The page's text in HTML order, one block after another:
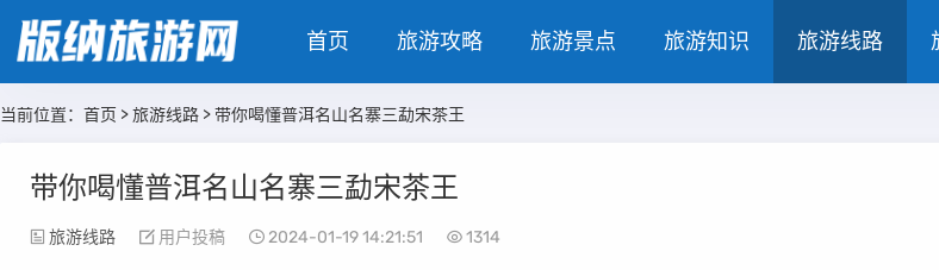
首页 旅游攻略 旅游景点 旅游知识 旅游线路
当前位置： 首页 >旅游线路 > 带你喝懂普洱名山名寨三勐宋茶王
带你喝懂普洱名山名寨三勐宋茶王
旅游线路 用户投稿 2024-01-19 14:21:51 1314